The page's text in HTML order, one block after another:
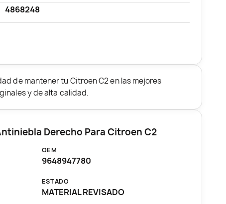
4868248
de mantener tu Citroen C2 en las mejores
y de alta calidad.
Derecho Para Citroen C2
OEM
9648947780
ESTADO
MATERIAL REVISADO